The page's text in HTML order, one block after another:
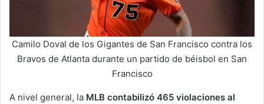
Camilo Doval de los Gigantes de San Francisco contra los
Bravos de Atlanta durante un partido de béisbol en San
Francisco
A nivel general, la MLB contabilizó 465 violaciones al